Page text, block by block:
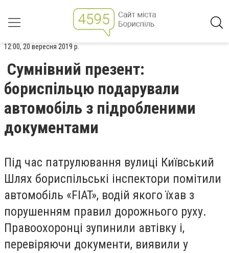
12:00, 20 вересня 2019 р.
Сумнівний презент:
бориспільцю подарували
автомобіль з підробленими
документами
Під час патрулювання вулиці Київський
Шлях бориспільські інспектори помітили
автомобіль «FIAT», водій якого їхав з
порушенням правил дорожнього руху.
Правоохоронці зупинили автівку і,
перевіряючи документи, виявили у